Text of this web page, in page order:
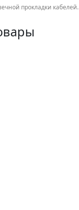
прокладки кабелей.